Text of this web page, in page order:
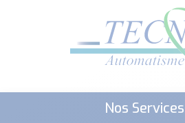
Nos Services